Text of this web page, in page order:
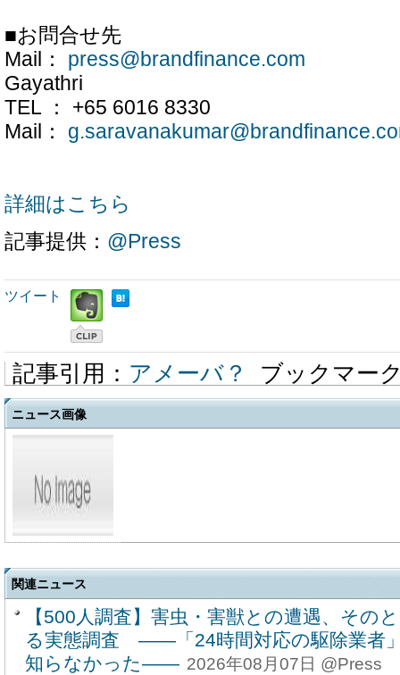
■お問合せ先
Mail： press@brandfinance.com
Gayathri
TEL ： +65 6016 8330
Mail：
詳細はこちら
記事提供： @Press
ツイート
記事引用： アメーバ？ ブックマー
ニュース画像
関連ニュース
【500人調査】害虫・害獣との遭遇、その
る実態調査 ――「24時間対応の駆除業者
知らなかった―― 2026年08月07日 @Press